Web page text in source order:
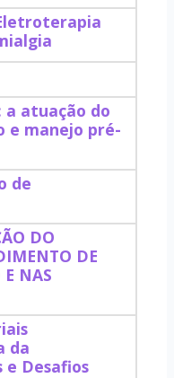
atuação do
e manejo pré-
de
DO
DE
E NAS
da
e Desafios